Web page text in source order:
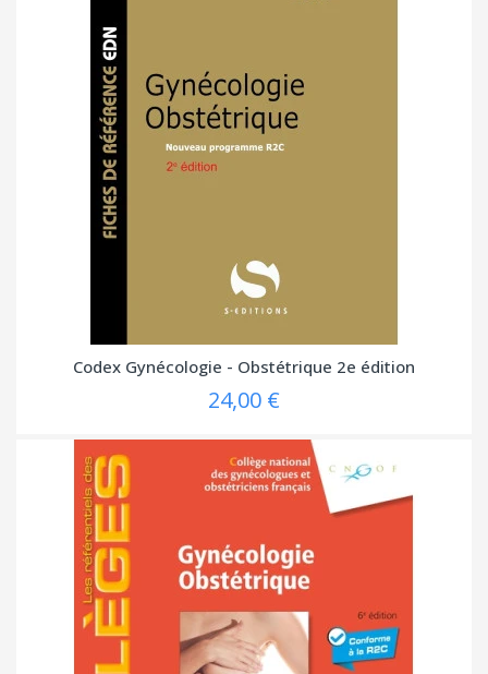
Codex Gynécologie - Obstétrique 2e édition
24,00 €